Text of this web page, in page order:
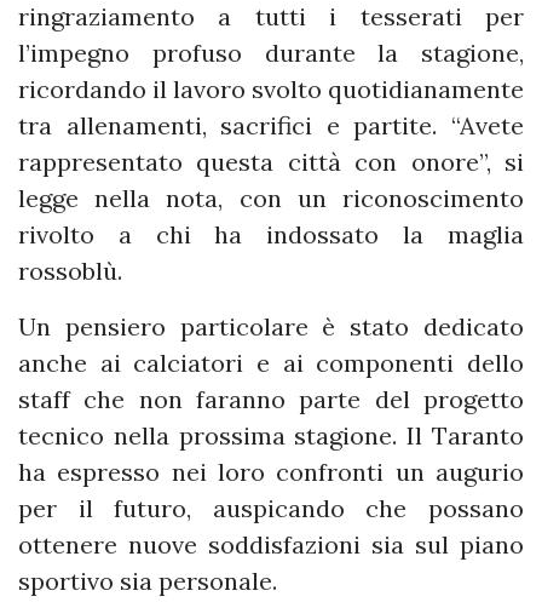
ringraziamento a tutti i tesserati per
l’impegno profuso durante la stagione,
ricordando il lavoro svolto quotidianamente
tra allenamenti, sacrifici e partite. “Avete
rappresentato questa città con onore”, si
legge nella nota, con un riconoscimento
rivolto a chi ha indossato la maglia
rossoblù.
Un pensiero particolare è stato dedicato
anche ai calciatori e ai componenti dello
staff che non faranno parte del progetto
tecnico nella prossima stagione. Il Taranto
ha espresso nei loro confronti un augurio
per il futuro, auspicando che possano
ottenere nuove soddisfazioni sia sul piano
sportivo sia personale.